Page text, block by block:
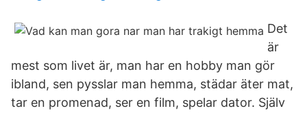
Det
är
mest som livet är, man har en hobby man gör
ibland, sen pysslar man hemma, städar äter mat,
tar en promenad, ser en film, spelar dator. Själv